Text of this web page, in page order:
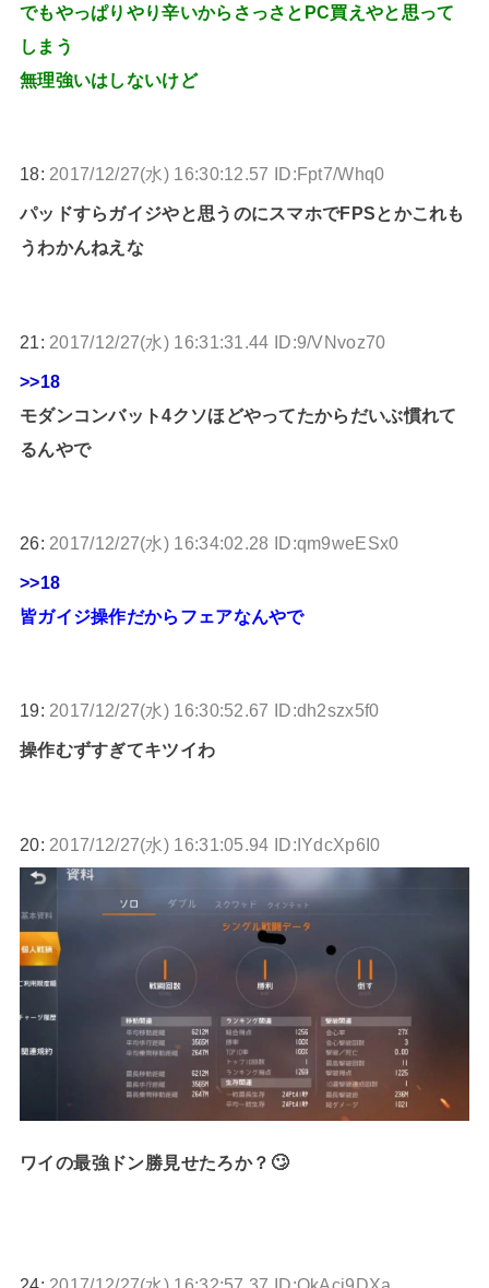
でもやっぱりやり辛いからさっさとPC買えやと思って
しまう
無理強いはしないけど
18: 2017/12/27(水) 16:30:12.57 ID:Fpt7/Whq0
パッドすらガイジやと思うのにスマホでFPSとかこれも
うわかんねえな
21: 2017/12/27(水) 16:31:31.44 ID:9/VNvoz70
>>18
モダンコンバット4クソほどやってたからだいぶ慣れて
るんやで
26: 2017/12/27(水) 16:34:02.28 ID:qm9weESx0
>>18
皆ガイジ操作だからフェアなんやで
19: 2017/12/27(水) 16:30:52.67 ID:dh2szx5f0
操作むずすぎてキツイわ
20: 2017/12/27(水) 16:31:05.94 ID:IYdcXp6I0
ワイの最強ドン勝見せたろか？🙄